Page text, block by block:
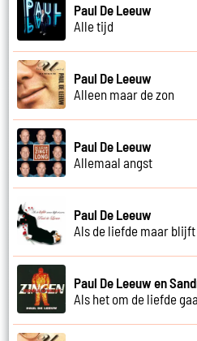
Paul De Leeuw
Alle tijd
Paul De Leeuw
Alleen maar de zon
Paul De Leeuw
Allemaal angst
Paul De Leeuw
Als de liefde maar
Paul De Leeuw en
Als het om de liefde